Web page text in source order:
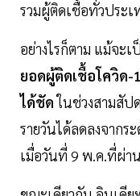
รวมผู้ติดเชื้อทั่วประ
อย่างไรก็ตาม แม้จะ
ยอดผู้ติดเชื้อโควิด-
ได้ชัดในช่วงสามสัป
รายวันได้ลดลงจากร
เมื่อวันที่ 9 พ.ค.ที่ผ่า